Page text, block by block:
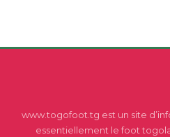
www.togofoot.tg est un site
essentiellement le foot